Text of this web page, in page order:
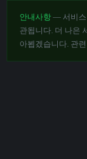
안내사항 — 서비스
관됩니다. 더 나은
아뵙겠습니다. 관